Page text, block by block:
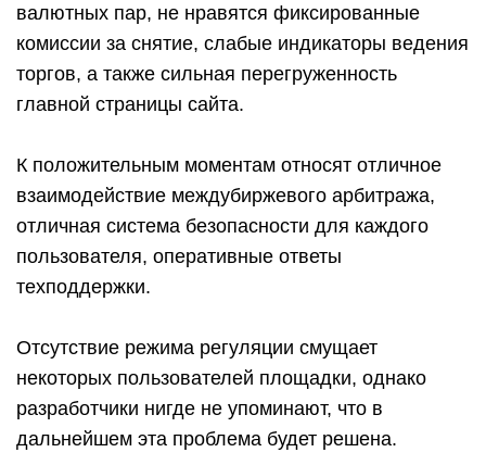
валютных пар, не нравятся фиксированные
комиссии за снятие, слабые индикаторы ведения
торгов, а также сильная перегруженность
главной страницы сайта.
К положительным моментам относят отличное
взаимодействие междубиржевого арбитража,
отличная система безопасности для каждого
пользователя, оперативные ответы
техподдержки.
Отсутствие режима регуляции смущает
некоторых пользователей площадки, однако
разработчики нигде не упоминают, что в
дальнейшем эта проблема будет решена.